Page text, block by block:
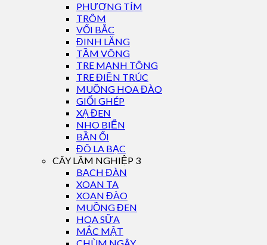
PHƯỢNG TÍM
TRÔM
VỐI BẮC
ĐINH LĂNG
TẦM VÔNG
TRE MẠNH TÔNG
TRE ĐIỀN TRÚC
MUỒNG HOA ĐÀO
GIỔI GHÉP
XẠ ĐEN
NHO BIỂN
BẦN ỔI
ĐÔ LA BẠC
CÂY LÂM NGHIỆP 3
BẠCH ĐÀN
XOAN TA
XOAN ĐÀO
MUỒNG ĐEN
HOA SỮA
MẮC MẬT